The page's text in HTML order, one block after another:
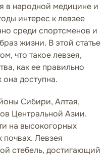
в народной медицине и
интерес к левзее
среди спортсменов и
жизни. В этой статье
что такое левзея,
как ее правильно
доступна.
Сибири, Алтая,
Центральной Азии.
на высокогорных
почвах. Левзея
стебель, достигающий